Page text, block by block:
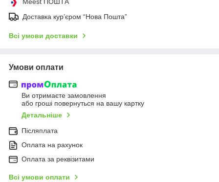
Доставка кур’єром “Нова Пошта”
Всі умови доставки
Умови оплати
Ви отримаєте замовлення
або гроші повернуться на вашу картку
Детальніше
Післяплата
Оплата на рахунок
Оплата за реквізитами
Всі умови оплати